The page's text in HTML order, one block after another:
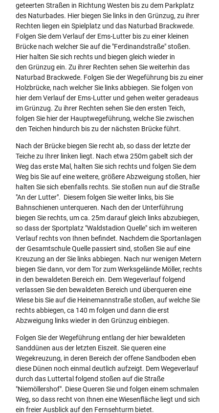
geteerten Straßen in Richtung Westen bis zu dem Parkplatz
des Naturbades. Hier biegen Sie links in den Grünzug, zu ihrer
Rechten liegen ein Spielplatz und das Naturbad Brackwede.
Folgen Sie dem Verlauf der Ems-Lutter bis zu einer kleinen
Brücke nach welcher Sie auf die "Ferdinandstraße" stoßen.
Hier halten Sie sich rechts und biegen gleich wieder in
den Grünzug ein. Zu ihrer Rechten sehen Sie weiterhin das
Naturbad Brackwede. Folgen Sie der Wegeführung bis zu einer
Holzbrücke, nach welcher Sie links abbiegen. Sie folgen von
hier dem Verlauf der Ems-Lutter und gehen weiter geradeaus
im Grünzug. Zu ihrer Rechten sehen Sie den ersten Teich,
folgen Sie hier der Hauptwegeführung, welche Sie zwischen
den Teichen hindurch bis zu der nächsten Brücke führt.
Nach der Brücke biegen Sie recht ab, so dass der letzte der
Teiche zu Ihrer linken liegt. Nach etwa 250m gabelt sich der
Weg das erste Mal, halten Sie sich rechts und folgen Sie dem
Weg bis Sie auf eine weitere, größere Abzweigung stoßen, hier
halten Sie sich ebenfalls rechts. Sie stoßen nun auf die Straße
"An der Lutter". Diesem folgen Sie weiter links, bis Sie
Bahnschienen unterqueren. Nach den der Unterführung
biegen Sie rechts, um ca. 25m darauf gleich links abzubiegen,
so dass der Sportplatz "Waldstadion Quelle" sich im weiteren
Verlauf rechts von Ihnen befindet. Nachdem die Sportanlagen
der Gesamtschule Quelle passiert sind, stoßen Sie auf eine
Kreuzung an der Sie links abbiegen. Nach nur wenigen Metern
biegen Sie dann, vor dem Tor zum Werksgelände Möller, rechts
in den bewaldeten Bereich ein. Dem Wegeverlauf folgend
verlassen Sie den bewaldeten Bereich und überqueren eine
Wiese bis Sie auf die Heinemannstraße stoßen, auf welche Sie
rechts abbiegen, ca 140 m folgen und dann die erst
Abzweigung links wieder in den Grünzug einbiegen.
Folgen Sie der Wegeführung entlang der hier bewaldeten
Sanddünen aus der letzten Eiszeit. Sie queren eine
Wegekreuzung, in deren Bereich der offene Sandboden eben
diese Dünen noch einmal deutlich aufzeigt. Dem Wegeverlauf
durch das Luttertal folgend stoßen auf die Straße
"Niemöllershof". Diese Queren Sie und folgen einem schmalen
Weg, so dass recht von Ihnen eine Wiesenfläche liegt und sich
ein freier Ausblick auf den Fernsehturm bietet.